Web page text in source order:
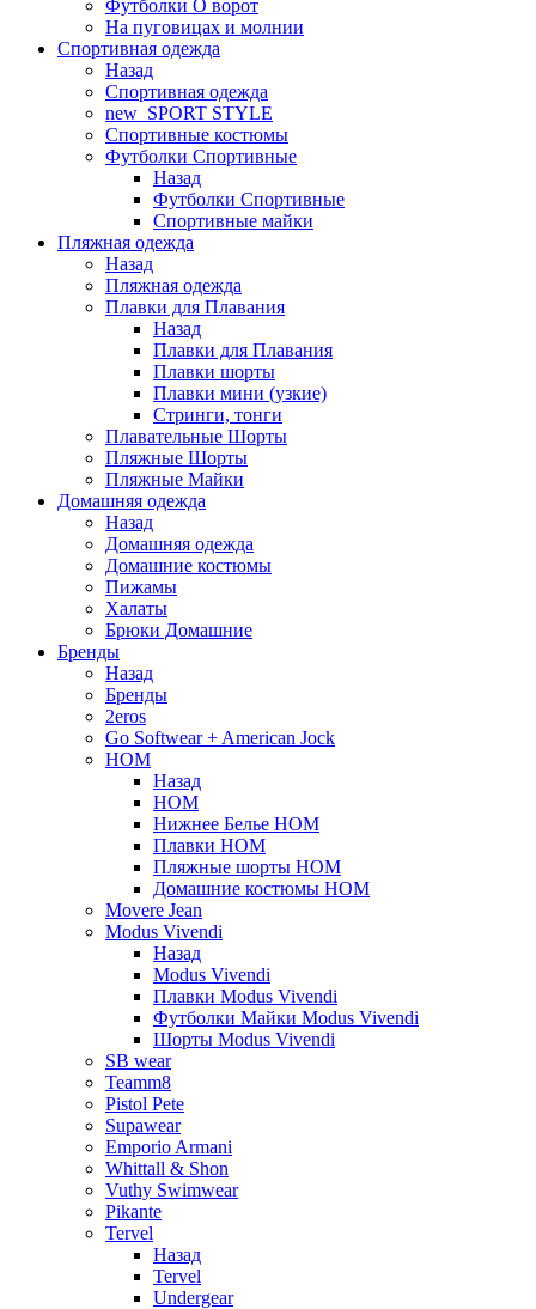
Футболки O ворот
На пуговицах и молнии
Спортивная одежда
Назад
Спортивная одежда
new_SPORT STYLE
Спортивные костюмы
Футболки Спортивные
Назад
Футболки Спортивные
Спортивные майки
Пляжная одежда
Назад
Пляжная одежда
Плавки для Плавания
Назад
Плавки для Плавания
Плавки шорты
Плавки мини (узкие)
Стринги, тонги
Плавательные Шорты
Пляжные Шорты
Пляжные Майки
Домашняя одежда
Назад
Домашняя одежда
Домашние костюмы
Пижамы
Халаты
Брюки Домашние
Бренды
Назад
Бренды
2eros
Go Softwear + American Jock
HOM
Назад
HOM
Нижнее Белье HOM
Плавки HOM
Пляжные шорты HOM
Домашние костюмы HOM
Movere Jean
Modus Vivendi
Назад
Modus Vivendi
Плавки Modus Vivendi
Футболки Майки Modus Vivendi
Шорты Modus Vivendi
SB wear
Teamm8
Pistol Pete
Supawear
Emporio Armani
Whittall & Shon
Vuthy Swimwear
Pikante
Tervel
Назад
Tervel
Undergear